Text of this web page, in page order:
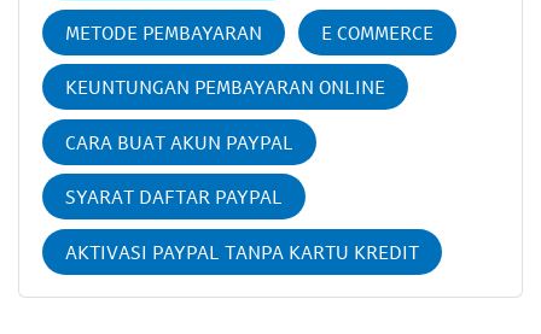
METODE PEMBAYARAN E COMMERCE
KEUNTUNGAN PEMBAYARAN ONLINE
CARA BUAT AKUN PAYPAL
SYARAT DAFTAR PAYPAL
AKTIVASI PAYPAL TANPA KARTU KREDIT